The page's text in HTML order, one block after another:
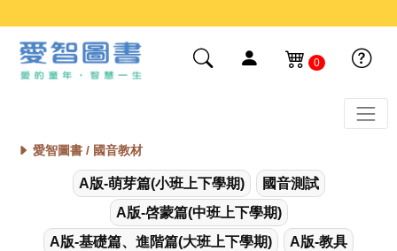
0
愛智圖書 / 國音教材
A版-萌芽篇(小班上下學期)
國音測試
A版-啓蒙篇(中班上下學期)
A版-基礎篇、進階篇(大班上下學期)
A版-教具